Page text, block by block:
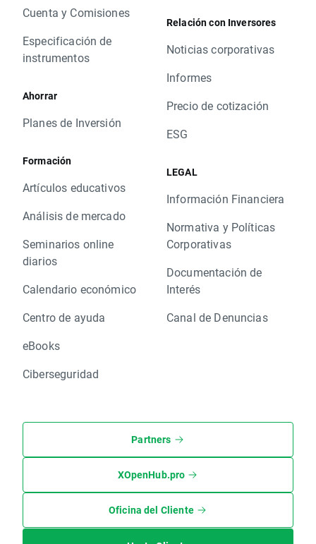
Cuenta y Comisiones
Especificación de
instrumentos
Ahorrar
Planes de Inversión
Formación
Artículos educativos
Análisis de mercado
Seminarios online
diarios
Calendario económico
Centro de ayuda
eBooks
Ciberseguridad
Relación con Inversores
Noticias corporativas
Informes
Precio de cotización
ESG
LEGAL
Información Financiera
Normativa y Políticas
Corporativas
Documentación de
Interés
Canal de Denuncias
Partners
XOpenHub.pro
Oficina del Cliente